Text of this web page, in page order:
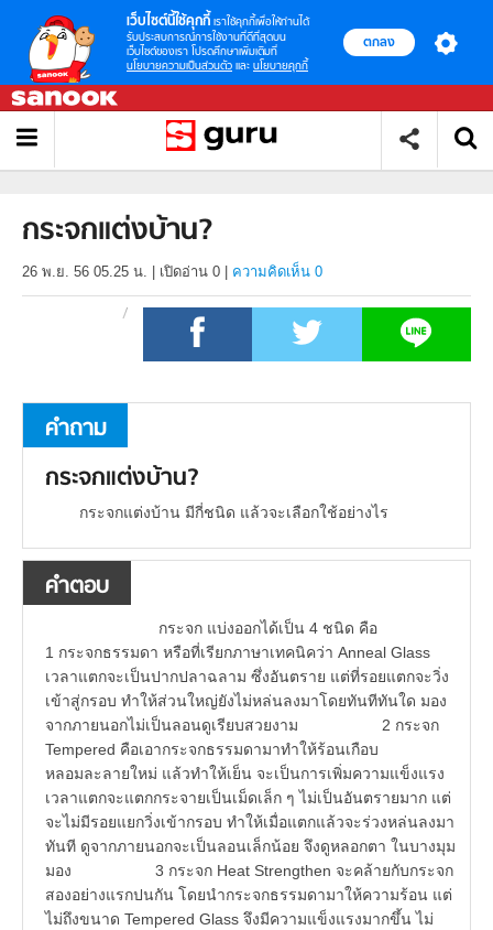
เว็บไซต์นี้ใช้คุกกี้ เราใช้คุกกี้เพื่อให้ท่านได้
รับประสบการณ์การใช้งานที่ดีที่สุดบน
เว็บไซต์ของเรา โปรดศึกษาเพิ่มเติมที่
นโยบายความเป็นส่วนตัว และ นโยบายคุกกี้
ตกลง
กระจกแต่งบ้าน?
26 พ.ย. 56 05.25 น. เปิดอ่าน 0 ความคิดเห็น 0
คำถาม
กระจกแต่งบ้าน?
กระจกแต่งบ้าน มีกี่ชนิด แล้วจะเลือกใช้อย่างไร
คำตอบ
กระจก แบ่งออกได้เป็น 4 ชนิด คือ
1 กระจกธรรมดา หรือที่เรียกภาษาเทคนิคว่า Anneal Glass
เวลาแตกจะเป็นปากปลาฉลาม ซึ่งอันตราย แต่ที่รอยแตกจะวิ่ง
เข้าสู่กรอบ ทำให้ส่วนใหญ่ยังไม่หล่นลงมาโดยทันทีทันใด มอง
จากภายนอกไม่เป็นลอนดูเรียบสวยงาม 2 กระจก
Tempered คือเอากระจกธรรมดามาทำให้ร้อนเกือบ
หลอมละลายใหม่ แล้วทำให้เย็น จะเป็นการเพิ่มความแข็งแรง
เวลาแตกจะแตกกระจายเป็นเม็ดเล็ก ๆ ไม่เป็นอันตรายมาก แต่
จะไม่มีรอยแยกวิ่งเข้ากรอบ ทำให้เมื่อแตกแล้วจะร่วงหล่นลงมา
ทันที ดูจากภายนอกจะเป็นลอนเล็กน้อย จึงดูหลอกตา ในบางมุม
มอง 3 กระจก Heat Strengthen จะคล้ายกับกระจก
สองอย่างแรกปนกัน โดยนำกระจกธรรมดามาให้ความร้อน แต่
ไม่ถึงขนาด Tempered Glass จึงมีความแข็งแรงมากขึ้น ไม่